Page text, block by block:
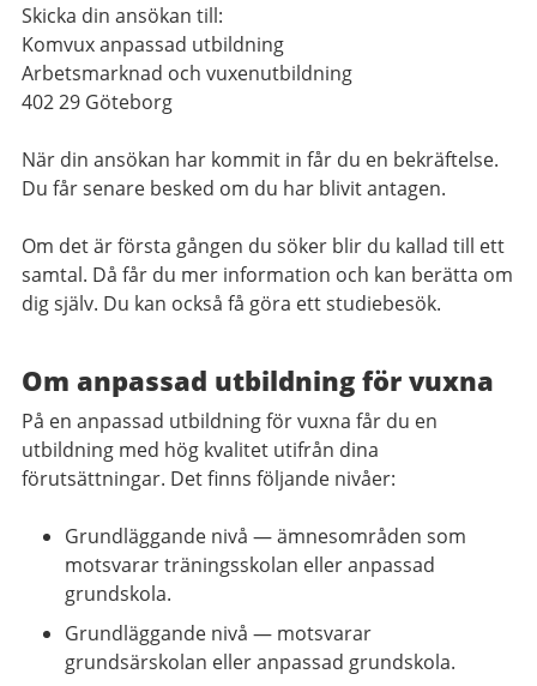
Skicka din ansökan till:
Komvux anpassad utbildning
Arbetsmarknad och vuxenutbildning
402 29 Göteborg
När din ansökan har kommit in får du en bekräftelse.
Du får senare besked om du har blivit antagen.
Om det är första gången du söker blir du kallad till ett
samtal. Då får du mer information och kan berätta om
dig själv. Du kan också få göra ett studiebesök.
Om anpassad utbildning för vuxna
På en anpassad utbildning för vuxna får du en
utbildning med hög kvalitet utifrån dina
förutsättningar. Det finns följande nivåer:
Grundläggande nivå — ämnesområden som
motsvarar träningsskolan eller anpassad
grundskola.
Grundläggande nivå — motsvarar
grundsärskolan eller anpassad grundskola.